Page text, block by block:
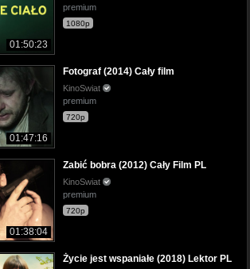
01:50:23
premium
1080p
01:47:16
Fotograf (2014) Cały film
KinoSwiat
premium
720p
01:38:04
Zabić bobra (2012) Cały Film PL
KinoSwiat
premium
720p
Życie jest wspaniałe (2018) Lektor PL